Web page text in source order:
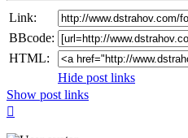
Link:
BBcode:
HTML:
Hide post links
Show post links